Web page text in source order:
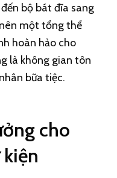
bộ bát đĩa sang
một tổng thể
hoàn hảo cho
là không gian tôn
bữa tiệc.
cho